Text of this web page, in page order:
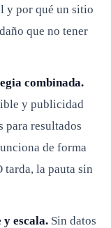
y por qué un sitio
que no tener
combinada.
y publicidad
para resultados
de forma
tarda, la pauta sin
escala. Sin datos